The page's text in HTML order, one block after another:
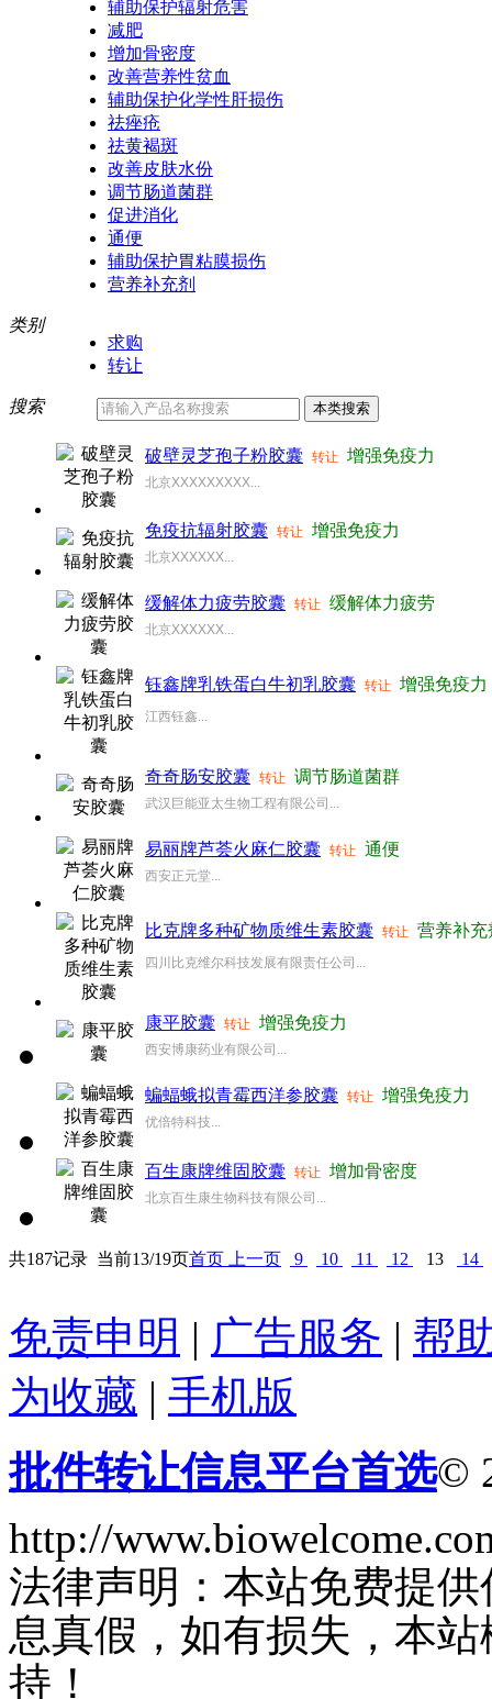
辅助保护辐射危害
减肥
增加骨密度
改善营养性贫血
辅助保护化学性肝损伤
祛痤疮
祛黄褐斑
改善皮肤水份
调节肠道菌群
促进消化
通便
辅助保护胃粘膜损伤
营养补充剂
类别
求购
转让
搜索
破壁灵芝孢子粉胶囊 转让 增强免疫力
北京XXXXXXXXX...
免疫抗辐射胶囊 转让 增强免疫力
北京XXXXXX...
缓解体力疲劳胶囊 转让 缓解体力疲劳
北京XXXXXX...
钰鑫牌乳铁蛋白牛初乳胶囊 转让 增强免疫力
江西钰鑫...
奇奇肠安胶囊 转让 调节肠道菌群
武汉巨能亚太生物工程有限公司...
易丽牌芦荟火麻仁胶囊 转让 通便
西安正元堂...
比克牌多种矿物质维生素胶囊 转让 营养补充
四川比克维尔科技发展有限责任公司...
康平胶囊 转让 增强免疫力
西安博康药业有限公司...
蝙蝠蛾拟青霉西洋参胶囊 转让 增强免疫力
优倍特科技...
百生康牌维固胶囊 转让 增加骨密度
北京百生康生物科技有限公司...
共187记录 当前13/19页首页 上一页 9 10 11 12 13 14
免责申明 | 广告服务 | 帮
为收藏 | 手机版
批件转让信息平台首选©
http://
法律声明：本站免费提
息真假，如有损失，本
持！